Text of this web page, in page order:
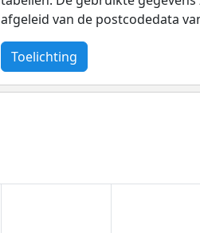
afgeleid van de postcodedata
Toelichting